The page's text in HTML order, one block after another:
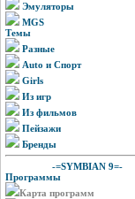
Эмуляторы
MGS
Темы
Разные
Auto и Спорт
Girls
Из игр
Из фильмов
Пейзажи
Бренды
-=SYMBIAN 9=-
Программы
Карта программ